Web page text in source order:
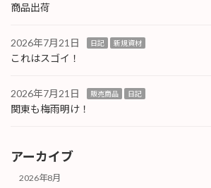
商品出荷
2026年7月21日 日記 新規資材
これはスゴイ！
2026年7月21日 販売商品 日記
関東も梅雨明け！
アーカイブ
2026年8月